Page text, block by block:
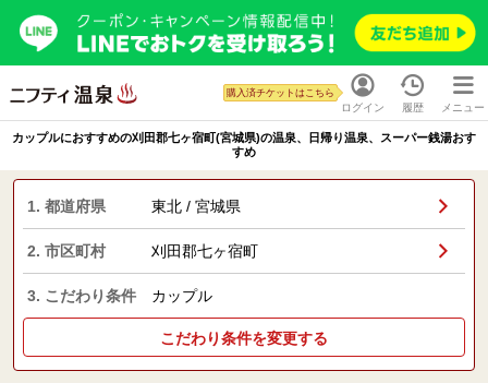
ログイン
購入済チケットはこちら
履歴 メニュー
カップルにおすすめの刈田郡七ヶ宿町(宮城県)の温泉、日帰り温泉、スーパー銭湯おす
すめ
1. 都道府県 東北 / 宮城県
2. 市区町村 刈田郡七ヶ宿町
3. こだわり条件 カップル
こだわり条件を変更する